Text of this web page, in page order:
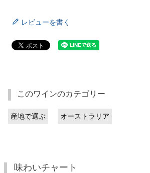
レビューを書く
このワインのカテゴリー
産地で選ぶ オーストラリア
味わいチャート